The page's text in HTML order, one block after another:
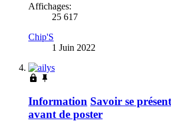
Affichages:
25 617
Chip'S
1 Juin 2022
Information Savoir se
avant de poster